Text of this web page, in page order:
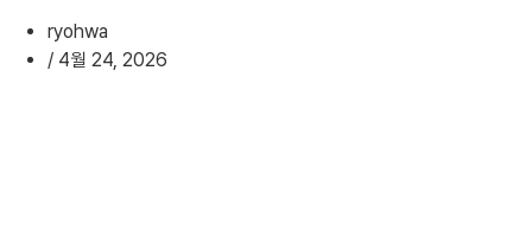
ryohwa
/ 4월 24, 2026